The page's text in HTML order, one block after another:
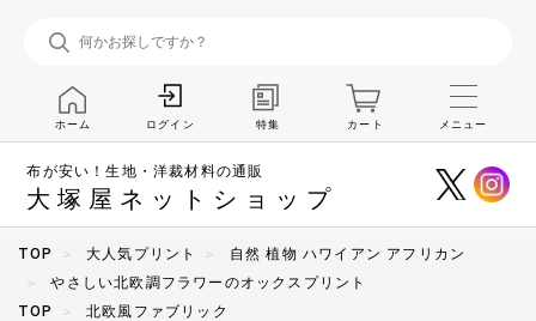
布が安い！生地・洋裁材料の通販
大塚屋ネットショップ
ホーム ログイン 特集 カート メニュー
TOP 大人気プリント
自然 植物 ハワイアン アフリカン
やさしい北欧調フラワーのオックスプリント
TOP
北欧風ファブリック